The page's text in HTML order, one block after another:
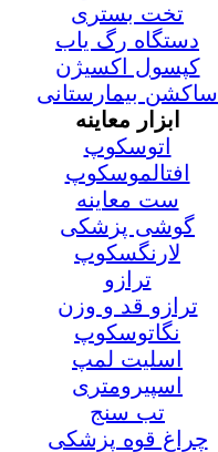
تخت بستری
دستگاه رگ یاب
کپسول اکسیژن
ساکشن بیمارستانی
ابزار معاینه
اتوسکوپ
افتالموسکوپ
ست معاینه
گوشی پزشکی
لارنگسکوپ
ترازو
ترازو قد و وزن
نگاتوسکوپ
اسلیت لمپ
اسپیرومتری
تب سنج
چراغ قوه پزشکی